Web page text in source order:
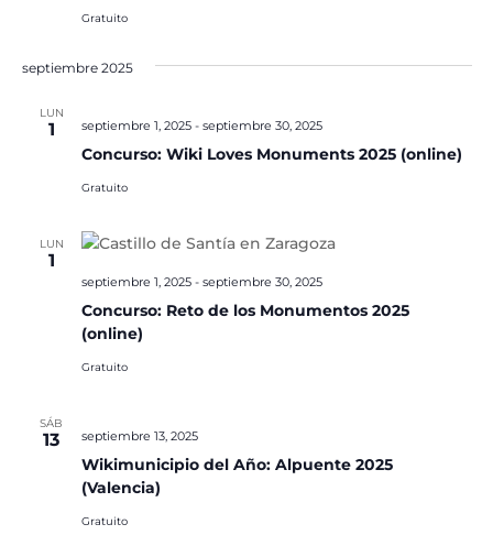
Gratuito
septiembre 2025
LUN
1
Concurso: Wiki Loves Monuments 2025 (online)
septiembre 1, 2025- septiembre 30, 2025
Gratuito
LUN
1
Concurso: Reto de los Monumentos 2025
(online)
septiembre 1, 2025- septiembre 30, 2025
Gratuito
SÁB
13
Wikimunicipio del Año: Alpuente 2025
(Valencia)
septiembre 13, 2025
Gratuito